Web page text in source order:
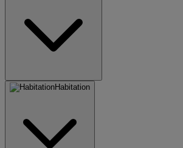
Habitation